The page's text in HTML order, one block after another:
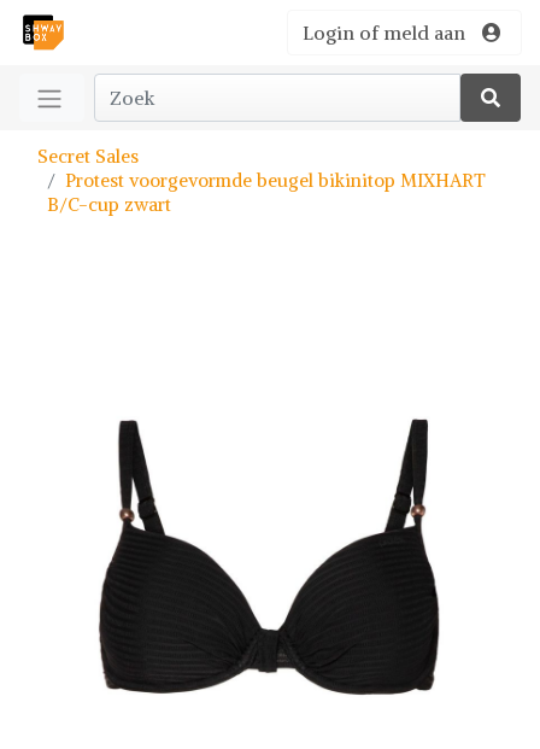
Login of meld aan
Secret Sales
Protest voorgevormde beugel bikinitop MIXHART
B/C-cup zwart